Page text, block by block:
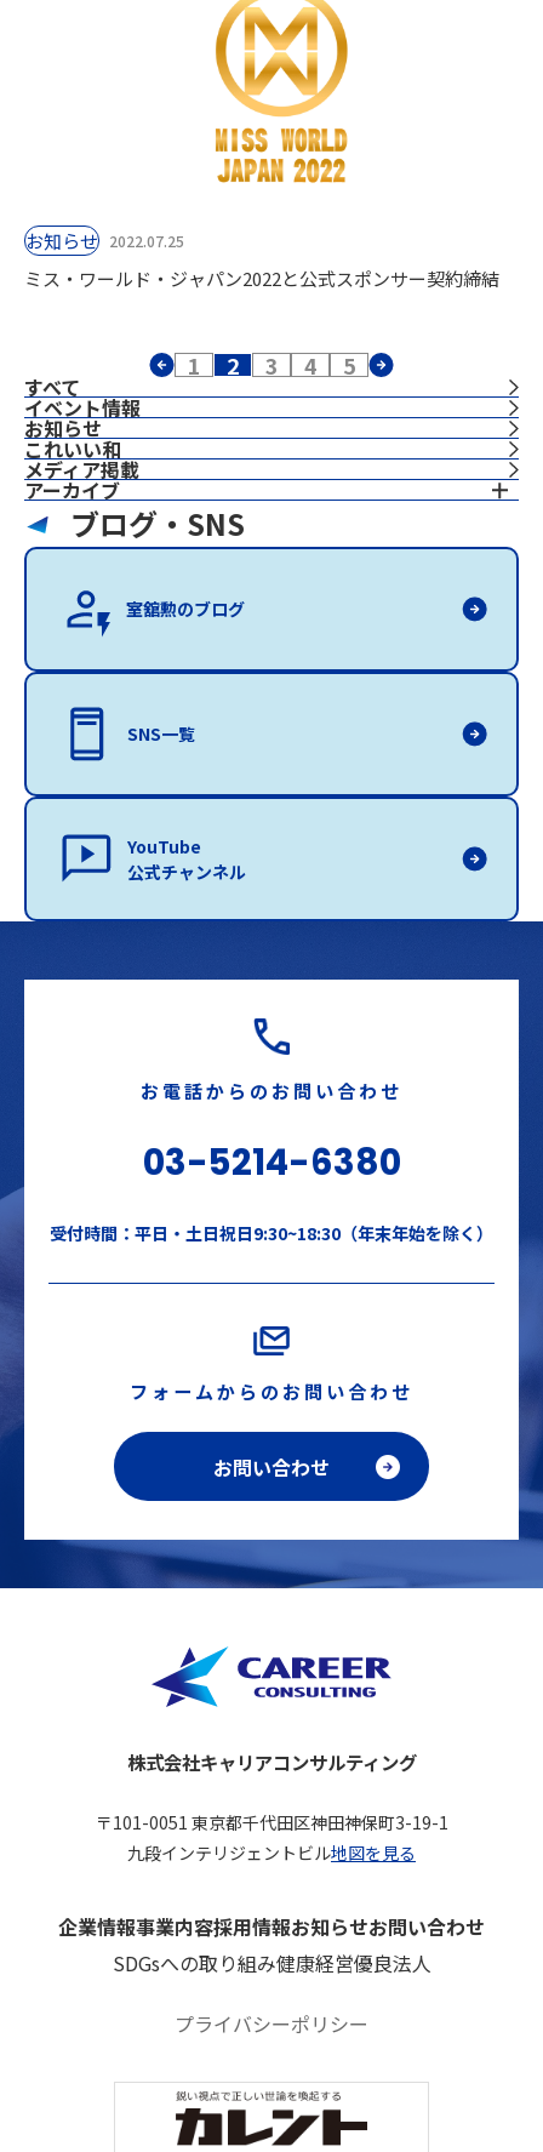
すべて
イベント情報
お知らせ
これいい和
⁨⁩メディア掲載
アーカイブ
お知らせ 2022.07.25
ミス・ワールド・ジャパン2022と公式スポンサー契約締結
1 2 3 4 5
ブログ・SNS
室舘勲のブログ
SNS一覧
YouTube
公式チャンネル
お電話からのお問い合わせ
03-5214-6380
受付時間：平日・土日祝日9:30~18:30（年末年始を除く）
フォームからのお問い合わせ
お問い合わせ
株式会社キャリアコンサルティング
〒101-0051 東京都千代田区神田神保町3-19-1
九段インテリジェントビル地図を見る
企業情報事業内容採用情報お知らせお問い合わせ
SDGsへの取り組み健康経営優良法人
プライバシーポリシー